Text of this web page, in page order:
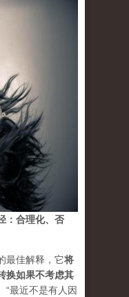
：合理化、否
最佳解释，它将
换如果不考虑其
“最近不是有人因